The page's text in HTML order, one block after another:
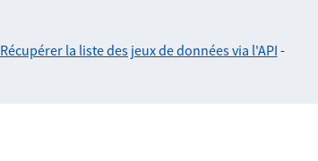
Récupérer la liste des jeux de données via l'API -